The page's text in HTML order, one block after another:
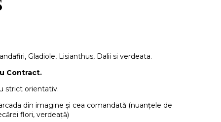
Gladiole, Lisianthus, Dalii si verdeata.
Contract.
strict orientativ.
din imagine și cea comandată (nuanțele de
flori, verdeață)